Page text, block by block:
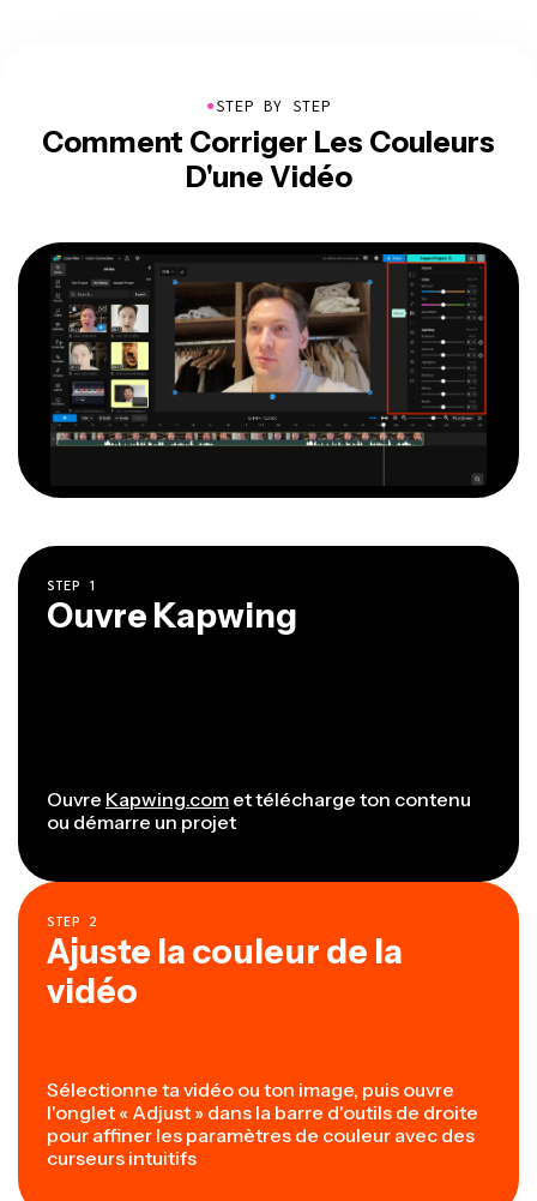
●STEP BY STEP
Comment Corriger Les Couleurs
D'une Vidéo
STEP 1
Ouvre Kapwing
Ouvre Kapwing.com et télécharge ton contenu
ou démarre un projet
STEP 2
Ajuste la couleur de la
vidéo
Sélectionne ta vidéo ou ton image, puis ouvre
l'onglet « Adjust » dans la barre d'outils de droite
pour affiner les paramètres de couleur avec des
curseurs intuitifs